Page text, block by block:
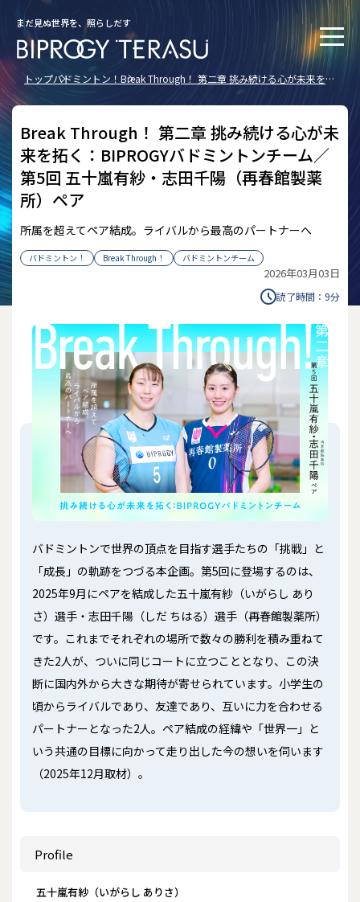
まだ見ぬ世界を、照らしだす
トップバドミントン！ Break Through！ 第二章 挑み続ける心が未来を拓
く：BIPROGYバドミントンチーム／第5回 五十嵐
有紗・志田千陽（再春館製薬所）ペア
Break Through！ 第二章 挑み続ける心が未
来を拓く：BIPROGYバドミントンチーム／
第5回 五十嵐有紗・志田千陽（再春館製薬
所）ペア
所属を超えてペア結成。ライバルから最高のパートナーへ
バドミントン！ Break Through！ バドミントンチーム
2026年03月03日
読了時間： 9分
バドミントンで世界の頂点を目指す選手たちの「挑戦」と
「成長」の軌跡をつづる本企画。第5回に登場するのは、
2025年9月にペアを結成した五十嵐有紗（いがらし あり
さ）選手・志田千陽（しだ ちはる）選手（再春館製薬所）
です。これまでそれぞれの場所で数々の勝利を積み重ねて
きた2人が、ついに同じコートに立つこととなり、この決
断に国内外から大きな期待が寄せられています。小学生の
頃からライバルであり、友達であり、互いに力を合わせる
パートナーとなった2人。ペア結成の経緯や「世界一」と
いう共通の目標に向かって走り出した今の想いを伺います
（2025年12月取材）。
Profile
五十嵐有紗（いがらし ありさ）